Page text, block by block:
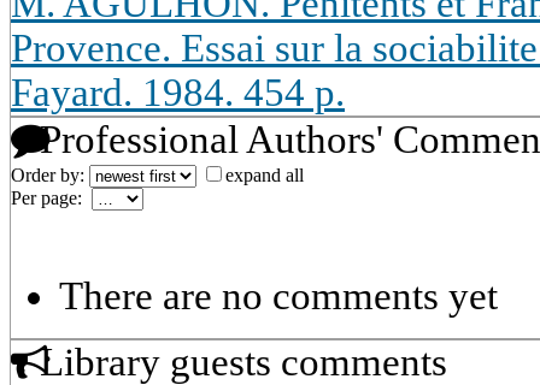
Provence. Essai sur la
Fayard. 1984. 454 p.
Professional Authors'
Order by:
expand all
Per page:
There are no comments yet
Library guests comments